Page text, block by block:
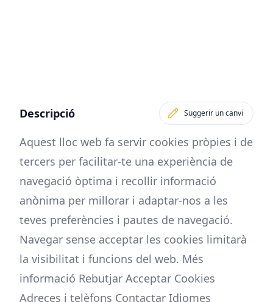
Descripció Suggerir un canvi
Aquest lloc web fa servir cookies pròpies i de
tercers per facilitar-te una experiència de
navegació òptima i recollir informació
anònima per millorar i adaptar-nos a les
teves preferències i pautes de navegació.
Navegar sense acceptar les cookies limitarà
la visibilitat i funcions del web. Més
informació Rebutjar Acceptar Cookies
Adreces i telèfons Contactar Idiomes